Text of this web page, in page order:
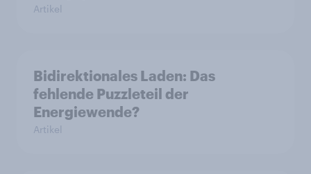
Artikel
Bidirektionales Laden: Das
fehlende Puzzleteil der
Energiewende?
Artikel